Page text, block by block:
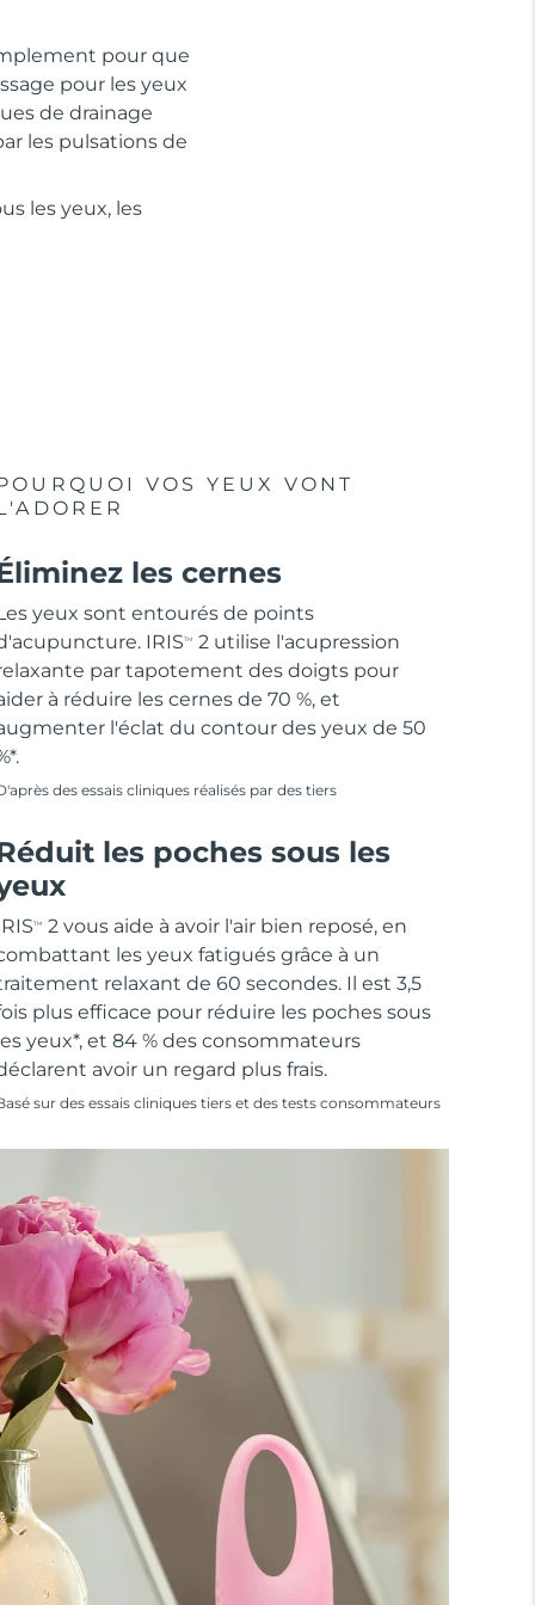
pour que
pour les yeux
de drainage
les pulsations de
les yeux, les
VOS YEUX VONT
les cernes
yeux sont entourés de points
IRISTM
2 utilise l'acupression
par tapotement des doigts pour
à réduire les cernes de 70 %, et
l'éclat du contour des yeux de 50
des essais cliniques réalisés par des tiers
les poches sous les
TM
2 vous aide à avoir l'air bien reposé, en
les yeux fatigués grâce à un
relaxant de 60 secondes. Il est 3,5
plus efficace pour réduire les poches sous
yeux*, et 84 % des consommateurs
avoir un regard plus frais.
sur des essais cliniques tiers et des tests consommateurs